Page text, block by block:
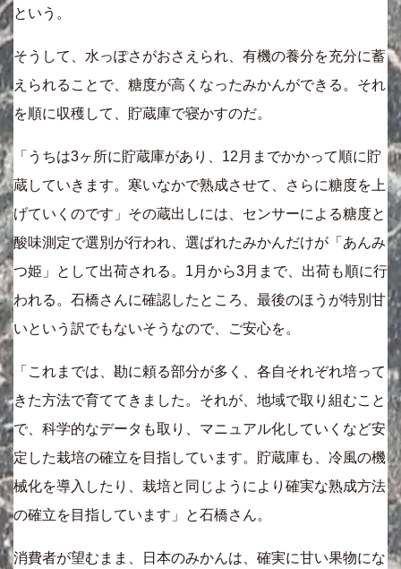
という。
そうして、水っぽさがおさえられ、有機の養分を充分に蓄
えられることで、糖度が高くなったみかんができる。それ
を順に収穫して、貯蔵庫で寝かすのだ。
「うちは3ヶ所に貯蔵庫があり、12月までかかって順に貯
蔵していきます。寒いなかで熟成させて、さらに糖度を上
げていくのです」その蔵出しには、センサーによる糖度と
酸味測定で選別が行われ、選ばれたみかんだけが「あんみ
つ姫」として出荷される。1月から3月まで、出荷も順に行
われる。石橋さんに確認したところ、最後のほうが特別甘
いという訳でもないそうなので、ご安心を。
「これまでは、勘に頼る部分が多く、各自それぞれ培って
きた方法で育ててきました。それが、地域で取り組むこと
で、科学的なデータも取り、マニュアル化していくなど安
定した栽培の確立を目指しています。貯蔵庫も、冷風の機
械化を導入したり、栽培と同じようにより確実な熟成方法
の確立を目指しています」と石橋さん。
消費者が望むまま、日本のみかんは、確実に甘い果物にな